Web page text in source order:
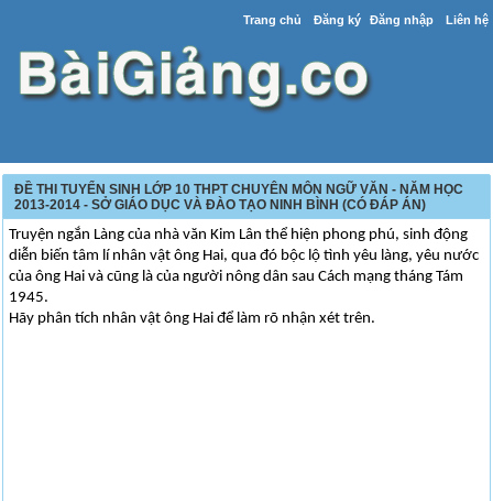
Trang chủ Đăng ký Đăng nhập Liên hệ
ĐỀ THI TUYỂN SINH LỚP 10 THPT CHUYÊN MÔN NGỮ VĂN - NĂM HỌC
2013-2014 - SỞ GIÁO DỤC VÀ ĐÀO TẠO NINH BÌNH (CÓ ĐÁP ÁN)
Truyện ngắn Làng của nhà văn Kim Lân thể hiện phong phú, sinh động
diễn biến tâm lí nhân vật ông Hai, qua đó bộc lộ tình yêu làng, yêu nước
của ông Hai và cũng là của người nông dân sau Cách mạng tháng Tám
1945.
Hãy phân tích nhân vật ông Hai để làm rõ nhận xét trên.